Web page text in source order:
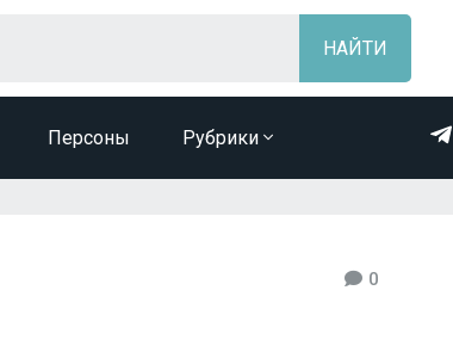
Персоны Рубрики
0